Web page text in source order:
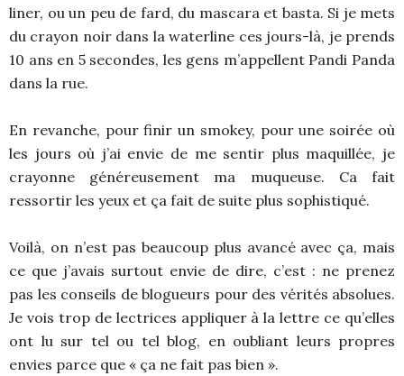
liner, ou un peu de fard, du mascara et basta. Si je mets
du crayon noir dans la waterline ces jours-là, je prends
10 ans en 5 secondes, les gens m’appellent Pandi Panda
dans la rue.
En revanche, pour finir un smokey, pour une soirée où
les jours où j’ai envie de me sentir plus maquillée, je
crayonne généreusement ma muqueuse. Ca fait
ressortir les yeux et ça fait de suite plus sophistiqué.
Voilà, on n’est pas beaucoup plus avancé avec ça, mais
ce que j’avais surtout envie de dire, c’est : ne prenez
pas les conseils de blogueurs pour des vérités absolues.
Je vois trop de lectrices appliquer à la lettre ce qu’elles
ont lu sur tel ou tel blog, en oubliant leurs propres
envies parce que « ça ne fait pas bien ».